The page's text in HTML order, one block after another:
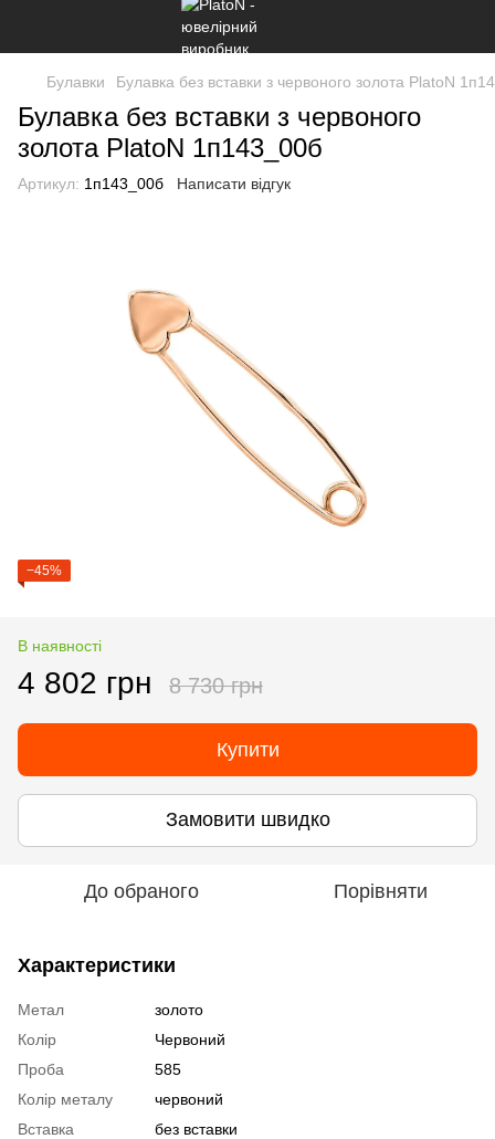
Булавки Булавка без вставки з червоного золота PlatoN
Булавка без вставки з червоного
золота PlatoN 1п143_00б
Артикул: 1п143_00б Написати відгук
−45%
В наявності
4 802 грн 8 730 грн
Купити
Замовити швидко
До обраного Порівняти
Характеристики
Метал
золото
Колір
Червоний
Проба
585
Колір металу
червоний
Вставка
без вставки